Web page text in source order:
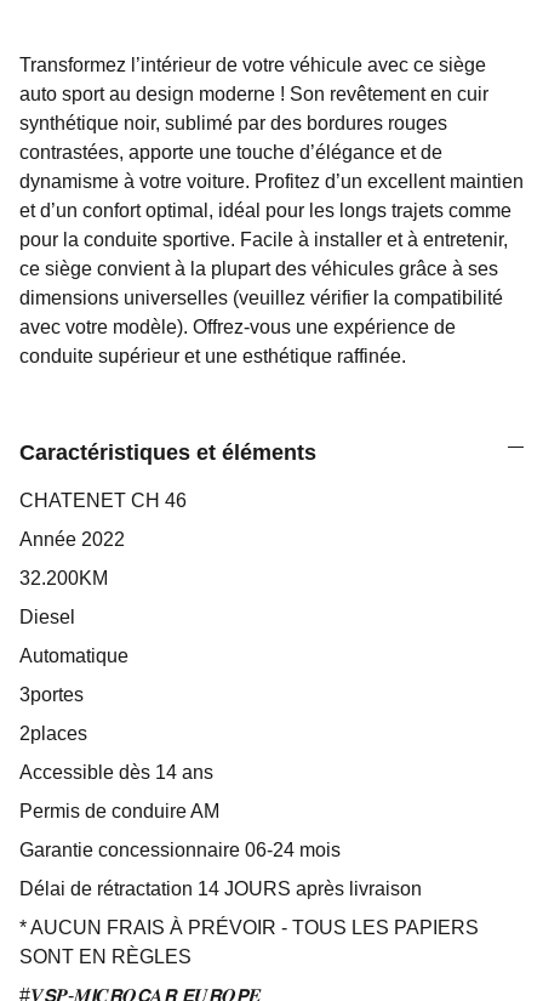
Transformez l’intérieur de votre véhicule avec ce siège
auto sport au design moderne ! Son revêtement en cuir
synthétique noir, sublimé par des bordures rouges
contrastées, apporte une touche d’élégance et de
dynamisme à votre voiture. Profitez d’un excellent maintien
et d’un confort optimal, idéal pour les longs trajets comme
pour la conduite sportive. Facile à installer et à entretenir,
ce siège convient à la plupart des véhicules grâce à ses
dimensions universelles (veuillez vérifier la compatibilité
avec votre modèle). Offrez-vous une expérience de
conduite supérieur et une esthétique raffinée.
Caractéristiques et éléments
CHATENET CH 46
Année 2022
32.200KM
Diesel
Automatique
3portes
2places
Accessible dès 14 ans
Permis de conduire AM
Garantie concessionnaire 06-24 mois
Délai de rétractation 14 JOURS après livraison
* AUCUN FRAIS À PRÉVOIR - TOUS LES PAPIERS
SONT EN RÈGLES
#𝑽𝙎𝑷-𝑴𝙄𝑪𝙍𝑶𝘾𝑨𝙍 𝙀𝑼𝙍𝑶𝙋𝑬